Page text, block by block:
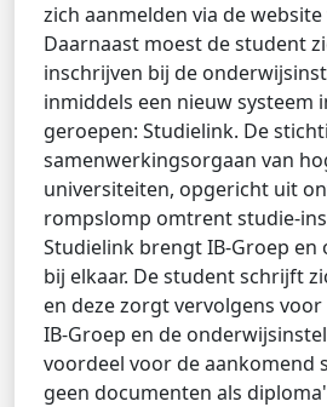
zich aanmelden via de website
Daarnaast moest de student
inschrijven bij de
inmiddels een nieuw systeem
geroepen: Studielink. De
samenwerkingsorgaan van
universiteiten, opgericht uit
rompslomp omtrent studie-
Studielink brengt IB-Groep
bij elkaar. De student schrijft
en deze zorgt vervolgens
IB-Groep en de
voordeel voor de aankomend
geen documenten als